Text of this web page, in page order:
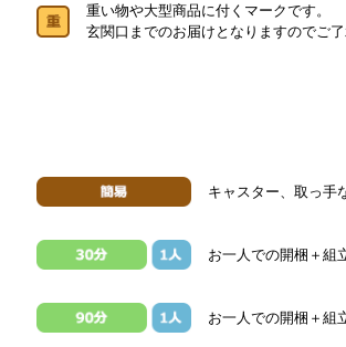
重い物や大型商品に付くマークです。
玄関口までのお届けとなりますのでご了
キャスター、取っ手
お一人での開梱＋組
お一人での開梱＋組